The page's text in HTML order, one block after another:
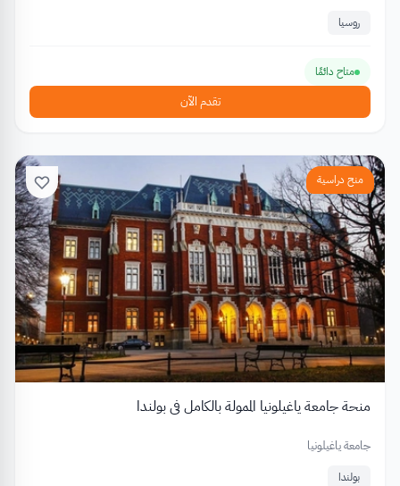
روسيا
متاح دائمًا
تقدم الآن
منح دراسية
منحة جامعة ياغيلونيا الممولة بالكامل في بولندا
جامعة ياغيلونيا
بولندا